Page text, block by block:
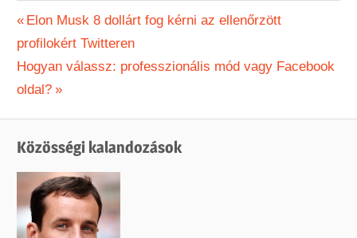
Bejegyzés
navigáció
Previous
Post:
Elon Musk 8 dollárt fog kérni az ellenőrzött
profilokért Twitteren
Next
Post:
Hogyan válassz: professzionális mód vagy Facebook
oldal?
Közösségi kalandozások